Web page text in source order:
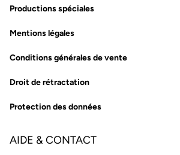
Productions spéciales
Mentions légales
Conditions générales de vente
Droit de rétractation
Protection des données
AIDE & CONTACT